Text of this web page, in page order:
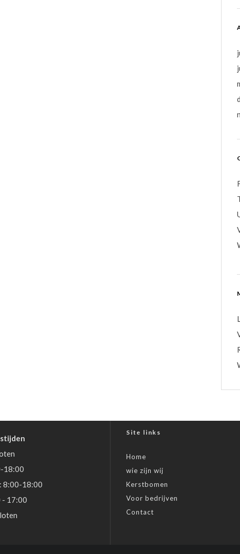
18:00
8:00-18:00
- 17:00
Site links
Home
wie zijn wij
Kerstbomen
Voor bedrijven
Contact